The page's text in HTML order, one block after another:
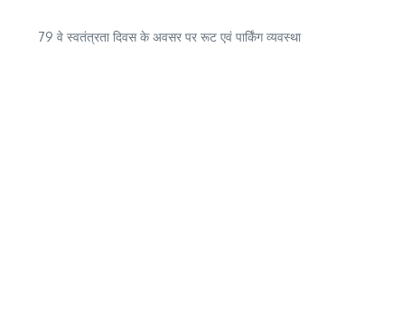
79 वे स्वतंत्रता दिवस के अवसर पर रूट एवं पार्किंग व्यवस्था